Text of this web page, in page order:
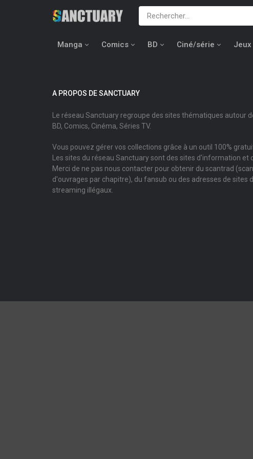
Manga Comics BD Ciné/série
A PROPOS DE SANCTUARY
Le réseau Sanctuary regroupe des sites thématiques autour
BD, Comics, Cinéma, Séries TV.
Vous pouvez gérer vos collections grâce à un outil 100%
Les sites du réseau Sanctuary sont des sites d'information et
Merci de ne pas nous contacter pour obtenir du scantrad (scan
d'ouvrages par chapitre), du fansub ou des adresses de sites
streaming illégaux.